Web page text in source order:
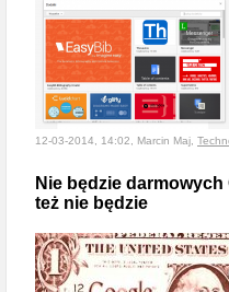
12-03-2014, 14:02, Marcin Maj,
Nie będzie
też nie będzie